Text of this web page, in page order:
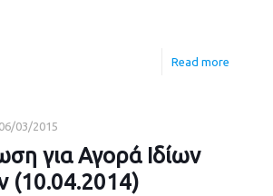
Read more
06/03/2015
για Αγορά Ιδίων
(10.04.2014)